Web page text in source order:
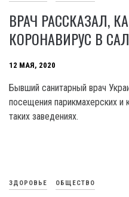
ВРАЧ РАССКАЗАЛ,
КОРОНАВИРУС В
12 МАЯ, 2020
Бывший санитарный врач
посещения парикмахерских и
таких заведениях.
ЗДОРОВЬЕ ОБЩЕСТВО